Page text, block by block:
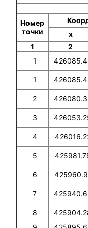
Номер
точки
x
1
2
1
1
2
3
4
5
6
7
8